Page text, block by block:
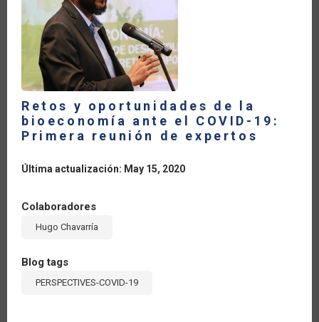
Retos y oportunidades de la
bioeconomía ante el COVID-19:
Primera reunión de expertos
Última actualización: May 15, 2020
Colaboradores
Hugo Chavarría
Blog tags
PERSPECTIVES-COVID-19